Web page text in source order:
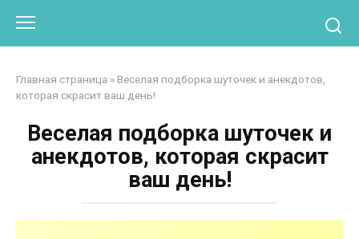
контенту
Главная страница » Веселая подборка шуточек и анекдотов,
которая скрасит ваш день!
Веселая подборка шуточек и
анекдотов, которая скрасит
ваш день!